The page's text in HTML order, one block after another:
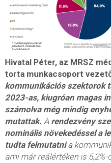
Hivatal Péter, az MRSZ
torta munkacsoport
kommunikációs szektorok
2023-as, kiugróan magas
számolva még mindig
mutattak. A rendezvény
nominális növekedéssel a
tudta felmutatnia
ami már reálértéken is